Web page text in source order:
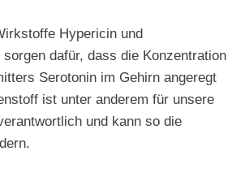
Hypericin und
dafür, dass die Konzentration
Serotonin im Gehirn angeregt
ist unter anderem für unsere
und kann so die